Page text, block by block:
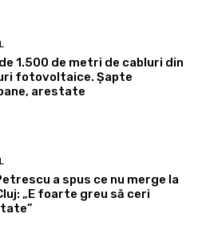
1.500 de metri de cabluri din
fotovoltaice. Șapte
arestate
a spus ce nu merge la
„E foarte greu să ceri